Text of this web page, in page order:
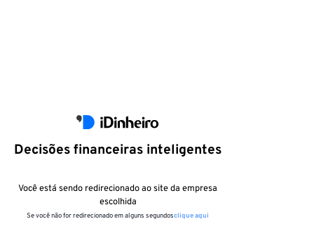
Decisões financeiras inteligentes
Você está sendo redirecionado ao site da empresa
escolhida
Se você não for redirecionado em alguns segundosclique aqui